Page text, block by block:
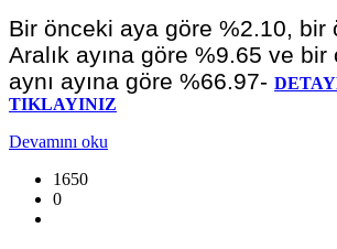
Bir önceki aya göre %2.10, bir
Aralık ayına göre %9.65 ve bir
aynı ayına göre %66.97-
TIKLAYINIZ
Devamını oku
1650
0